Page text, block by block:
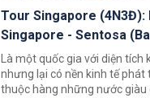
Tour Singapore (4N3Đ):
Singapore - Sentosa
Airways)
Là một quốc gia với diện tích
nhưng lại có nền kinh tế phát
thuộc hàng những nước giàu có trong khu vực.